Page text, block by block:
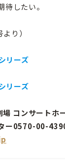
したい。
り）
リーズ
リーズ
コンサートホ
ー0570-00-